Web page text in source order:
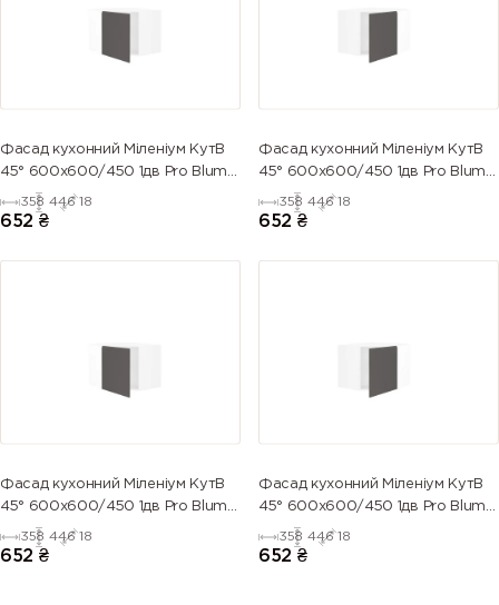
Фасад кухонний Міленіум КутВ
45° 600х600/450 1дв Pro Blum
Лівийи (глянець)
358 446 18
652 ₴
Фасад кухонний Міленіум КутВ
45° 600х600/450 1дв Pro Blum
ПРАВИЙ (глянець)
358 446 18
652 ₴
Фасад кухонний Міленіум КутВ
45° 600х600/450 1дв Pro Blum
ЛІВИЙ (напівмат)
358 446 18
652 ₴
Фасад кухонний Міленіум КутВ
45° 600х600/450 1дв Pro Blum
ПРАВИЙ (напівмат)
358 446 18
652 ₴